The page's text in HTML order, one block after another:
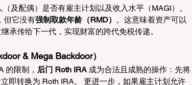
及配偶）是否有雇主计划以及收入水平（MAGI）。
但它没有强制取款年龄（RMD） 。这意味着资产可以
承传给下一代，实现财富的跨代免税传递。
& Mega Backdoor）
的限制， 后门 Roth IRA 成为合法且成熟的操作：先将
即转换为 Roth IRA。 更进一步，如果雇主计划允许